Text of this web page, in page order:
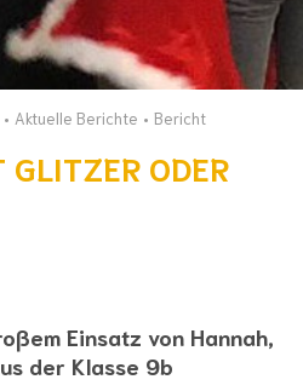
Aktuelle Berichte Bericht
ODER
Einsatz von Hannah,
der Klasse 9b